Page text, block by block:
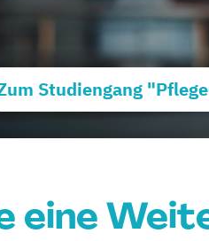
Studiengang
eine